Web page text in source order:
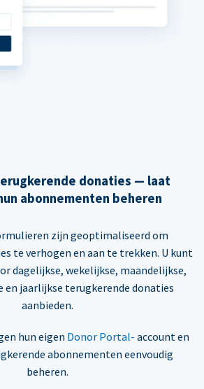
donaties — laat
abonnementen beheren
zijn geoptimaliseerd om
te verhogen en aan te trekken. U kunt
dagelijkse, wekelijkse, maandelijkse,
en jaarlijkse terugkerende donaties
aanbieden.
hun eigen Donor Portal- account en
abonnementen eenvoudig
beheren.